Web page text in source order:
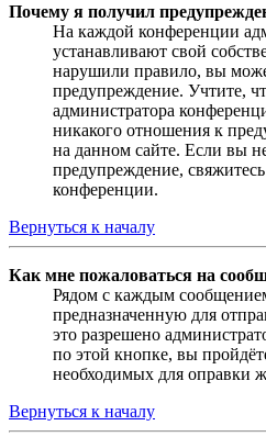
Почему я получил
На каждой конференции
устанавливают свой
нарушили правило, вы
предупреждение. Учтите,
администратора
никакого отношения к
на данном сайте. Если вы
предупреждение,
конференции.
Вернуться к началу
Как мне пожаловаться на
Рядом с каждым
предназначенную для
это разрешено
по этой кнопке, вы
необходимых для оправки
Вернуться к началу